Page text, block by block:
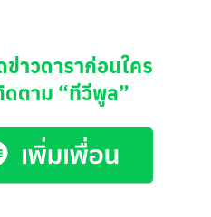
ข่าวดาราก่อนใคร
ตาม “ทีวีพูล”